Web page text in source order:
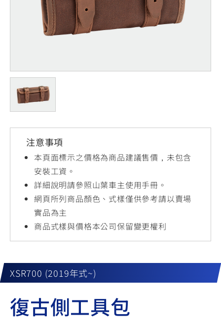
YZF-R7
550+
YZF-R3
251~549
YZF-R15
150
AMT
550+
07
07
MT-
251~549
MT-
150
XMAX
251~549
NMAX
150
AUGUR
150
CYGNUS
150
RS NEO
125
Vinoora PW50
注意事項
本頁面標示之價格為商品建議售價，未包含
安裝工資。
詳細說明請參照山葉車主使用手冊。
網頁所列商品顏色、式樣僅供參考請以賣場
實品為主
商品式樣與價格本公司保留變更權利
XSR700 (2019年式~)
復古側工具包